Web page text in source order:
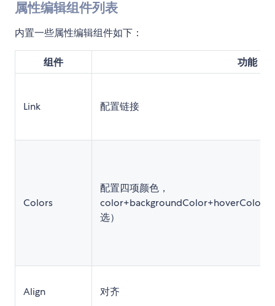
属性编辑组件列表
内置一些属性编辑组件如下：
组件 功能
Link 配置链接
Colors
配置四项颜色，
选）
Align 对齐